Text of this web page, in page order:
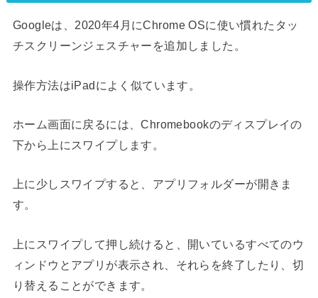
Googleは、2020年4月にChrome OSに使い慣れたタッ
チスクリーンジェスチャーを追加しました。
操作方法はiPadによく似ています。
ホーム画面に戻るには、Chromebookのディスプレイの
下から上にスワイプします。
上に少しスワイプすると、アプリフォルダーが開きま
す。
上にスワイプして押し続けると、開いているすべてのウ
ィンドウとアプリが表示され、それらを終了したり、切
り替えることができます。